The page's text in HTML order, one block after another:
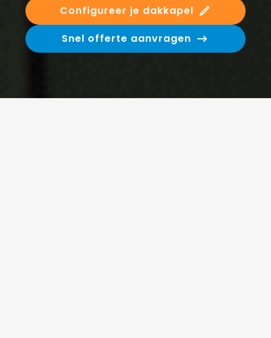
Configureer je dakkapel
Snel offerte aanvragen